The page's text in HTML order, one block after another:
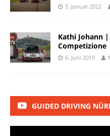
5. Januar 2022
Kathi Johann
Competizione
6. Juni 2019
GUIDED DRIVING